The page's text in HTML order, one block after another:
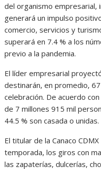
del organismo
generará un impulso
comercio, servicios y
superará en 7.4 % a los
previo a la pandemia.
El líder empresarial
destinarán, en promedio,
celebración. De acuerdo
de 7 millones 915 mil
44.5 % son casada o unidas.
El titular de la Canaco
temporada, los giros con
las zapaterías, dulcerías,